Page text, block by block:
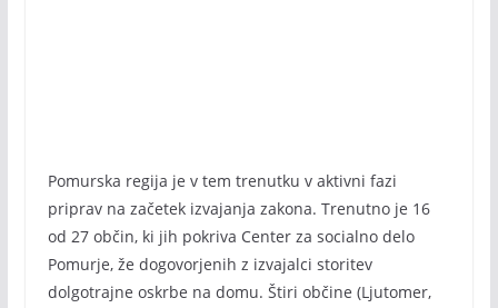
Pomurska regija je v tem trenutku v aktivni fazi
priprav na začetek izvajanja zakona. Trenutno je 16
od 27 občin, ki jih pokriva Center za socialno delo
Pomurje, že dogovorjenih z izvajalci storitev
dolgotrajne oskrbe na domu. Štiri občine (Ljutomer,